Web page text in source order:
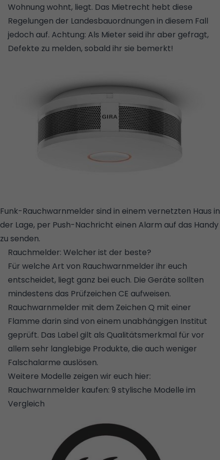
Wohnung wohnt, liegt. Das Mietrecht hebt diese
Regelungen der Landesbauordnungen in diesem Fall
jedoch auf. Achtung: Als Mieter seid ihr aber gefragt,
Defekte zu melden, sobald ihr sie bemerkt!
Funk-Rauchwarnmelder sind in einem vernetzten Haus in
der Lage, per Push-Nachricht einen Alarm auf das Handy
zu senden.
Rauchmelder: Welcher ist der beste?
Für welche Art von Rauchwarnmelder ihr euch
entscheidet, liegt ganz bei euch. Die Geräte sollten
mindestens das Prüfzeichen CE aufweisen.
Rauchwarnmelder mit dem Zeichen Q mit einer
Flamme darin sind von einem unabhängigen Institut
geprüft. Das Label gilt als Qualitätsmerkmal für vor
allem sehr langlebige Produkte, die auch weniger
Falschalarme auslösen.
Weitere Modelle zeigen wir euch hier:
Rauchwarnmelder kaufen: 9 stylische Modelle im
Vergleich